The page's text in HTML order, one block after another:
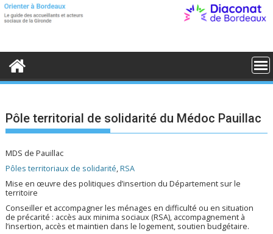
S
t
o
Pôle territorial de solidarité du Médoc Pauillac
MDS de Pauillac
Pôles territoriaux de solidarité,RSA
Mise en œuvre des politiques d’insertion du Département sur le
territoire
Conseiller et accompagner les ménages en difficulté ou en situation
de précarité : accès aux minima sociaux (RSA), accompagnement à
l’insertion, accès et maintien dans le logement, soutien budgétaire.